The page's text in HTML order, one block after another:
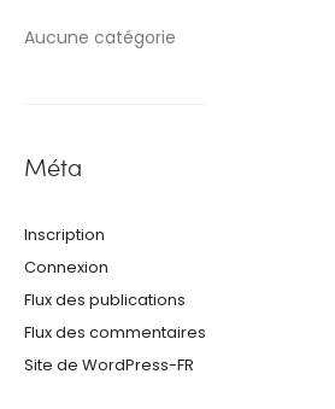
Aucune catégorie
Méta
Inscription
Connexion
Flux des publications
Flux des commentaires
Site de WordPress-FR